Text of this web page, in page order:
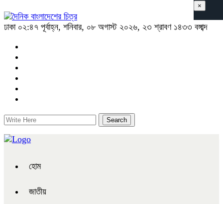
ঢাকা ০২:৪৭ পূর্বাহ্ন, শনিবার, ০৮ অগাস্ট ২০২৬, ২৩ শ্রাবণ ১৪৩৩ বঙ্গাব্দ
হোম
জাতীয়
×